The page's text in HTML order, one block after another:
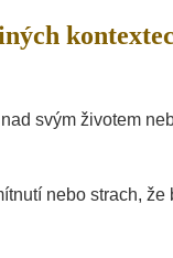
svým životem
nebo strach,